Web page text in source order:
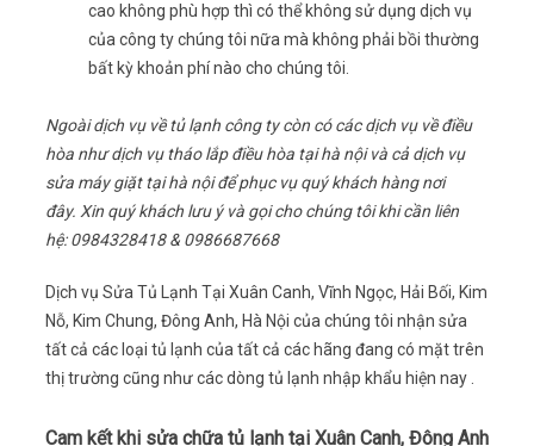
cao không phù hợp thì có thể không sử dụng dịch vụ
của công ty chúng tôi nữa mà không phải bồi thường
bất kỳ khoản phí nào cho chúng tôi.
Ngoài dịch vụ về tủ lạnh công ty còn có các dịch vụ về điều
hòa như dịch vụ tháo lắp điều hòa tại hà nội và cả dịch vụ
sửa máy giặt tại hà nội để phục vụ quý khách hàng nơi
đây. Xin quý khách lưu ý và gọi cho chúng tôi khi cần liên
hệ: 0984328418 & 0986687668
Dịch vụ Sửa Tủ Lạnh Tại Xuân Canh, Vĩnh Ngọc, Hải Bối, Kim
Nỗ, Kim Chung, Đông Anh, Hà Nội của chúng tôi nhận sửa
tất cả các loại tủ lạnh của tất cả các hãng đang có mặt trên
thị trường cũng như các dòng tủ lạnh nhập khẩu hiện nay .
Cam kết khi sửa chữa tủ lạnh tại Xuân Canh, Đông Anh